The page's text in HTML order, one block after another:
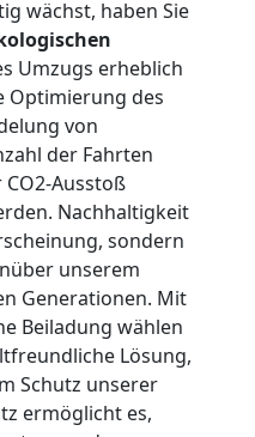
wächst, haben Sie
Umzugs erheblich
Optimierung des
von
der Fahrten
Ausstoß
Nachhaltigkeit
sondern
unserem
Generationen. Mit
Beiladung wählen
Lösung,
Schutz unserer
ermöglicht es,